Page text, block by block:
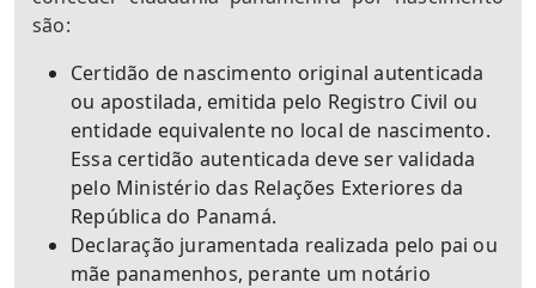
são:
Certidão de nascimento original autenticada
ou apostilada, emitida pelo Registro Civil ou
entidade equivalente no local de nascimento.
Essa certidão autenticada deve ser validada
pelo Ministério das Relações Exteriores da
República do Panamá.
Declaração juramentada realizada pelo pai ou
mãe panamenhos, perante um notário